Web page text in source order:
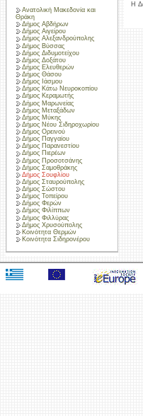
Ανατολική Μακεδονία και
Θράκη
Δήμος Αβδήρων
Δήμος Αιγείρου
Δήμος Αλεξανδρούπολης
Δήμος Βύσσας
Δήμος Διδυμοτείχου
Δήμος Δοξάτου
Δήμος Ελευθερών
Δήμος Θάσου
Δήμος Ιάσμου
Δήμος Κάτω Νευροκοπίου
Δήμος Κεραμωτής
Δήμος Μαρωνείας
Δήμος Μεταξάδων
Δήμος Μύκης
Δήμος Νέου Σιδηροχωρίου
Δήμος Ορεινού
Δήμος Παγγαίου
Δήμος Παρανεστίου
Δήμος Πιερέων
Δήμος Προσοτσάνης
Δήμος Σαμοθράκης
Δήμος Σουφλίου
Δήμος Σταυρούπολης
Δήμος Σώστου
Δήμος Τοπείρου
Δήμος Φερών
Δήμος Φιλίππων
Δήμος Φιλλύρας
Δήμος Χρυσούπολης
Κοινότητα Θερμών
Κοινότητα Σιδηρονέρου
Η